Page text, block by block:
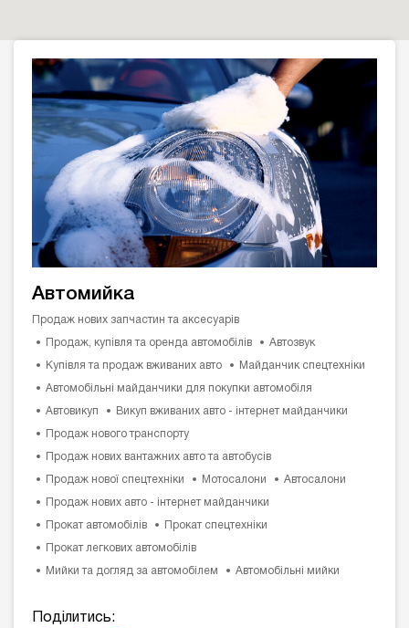
Автомийка
Продаж нових запчастин та аксесуарів
Продаж, купівля та оренда автомобілів Автозвук
Купівля та продаж вживаних авто Майданчик спецтехніки
Автомобільні майданчики для покупки автомобіля
Автовикуп Викуп вживаних авто - інтернет майданчики
Продаж нового транспорту
Продаж нових вантажних авто та автобусів
Продаж нової спецтехніки Мотосалони Автосалони
Продаж нових авто - інтернет майданчики
Прокат автомобілів Прокат спецтехніки
Прокат легкових автомобілів
Мийки та догляд за автомобілем Автомобільні мийки
Поділитись: